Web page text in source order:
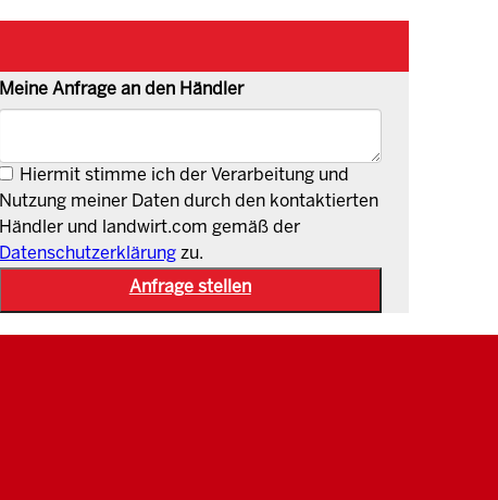
Meine Anfrage an den Händler
Hiermit stimme ich der Verarbeitung und
Nutzung meiner Daten durch den kontaktierten
Händler und landwirt.com gemäß der
Datenschutzerklärungzu.